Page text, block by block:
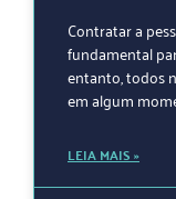
Contratar a
fundamental
entanto, todos
em algum
LEIA MAIS »